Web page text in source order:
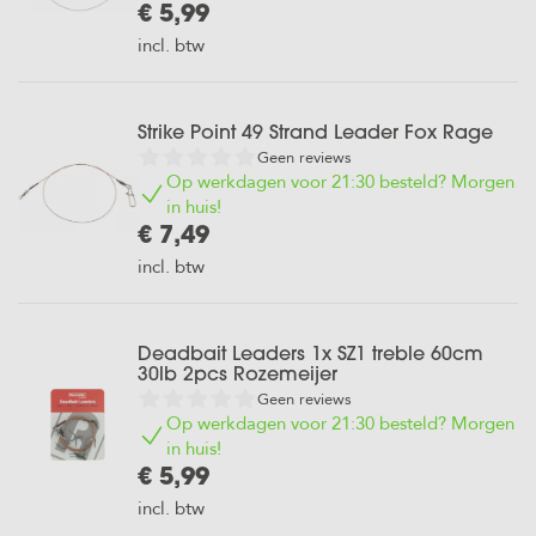
€ 5,99
incl. btw
Strike Point 49 Strand Leader Fox Rage
Geen reviews
Op werkdagen voor 21:30 besteld? Morgen
in huis!
€ 7,49
incl. btw
Deadbait Leaders 1x SZ1 treble 60cm
30lb 2pcs Rozemeijer
Geen reviews
Op werkdagen voor 21:30 besteld? Morgen
in huis!
€ 5,99
incl. btw